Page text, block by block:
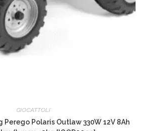
GIOCATTOLI
Polaris Outlaw 330W 12V 8Ah